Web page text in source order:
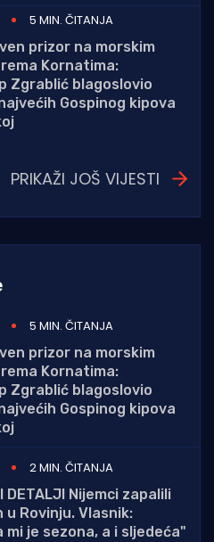
5 MIN. ČITANJA
prizor na morskim
Kornatima:
Zgrablić blagoslovio
Gospinog kipova
PRIKAŽI JOŠ VIJESTI
5 MIN. ČITANJA
prizor na morskim
Kornatima:
Zgrablić blagoslovio
Gospinog kipova
2 MIN. ČITANJA
DETALJI Nijemci zapalili
u Rovinju. Vlasnik:
mi je sezona, a i sljedeća"